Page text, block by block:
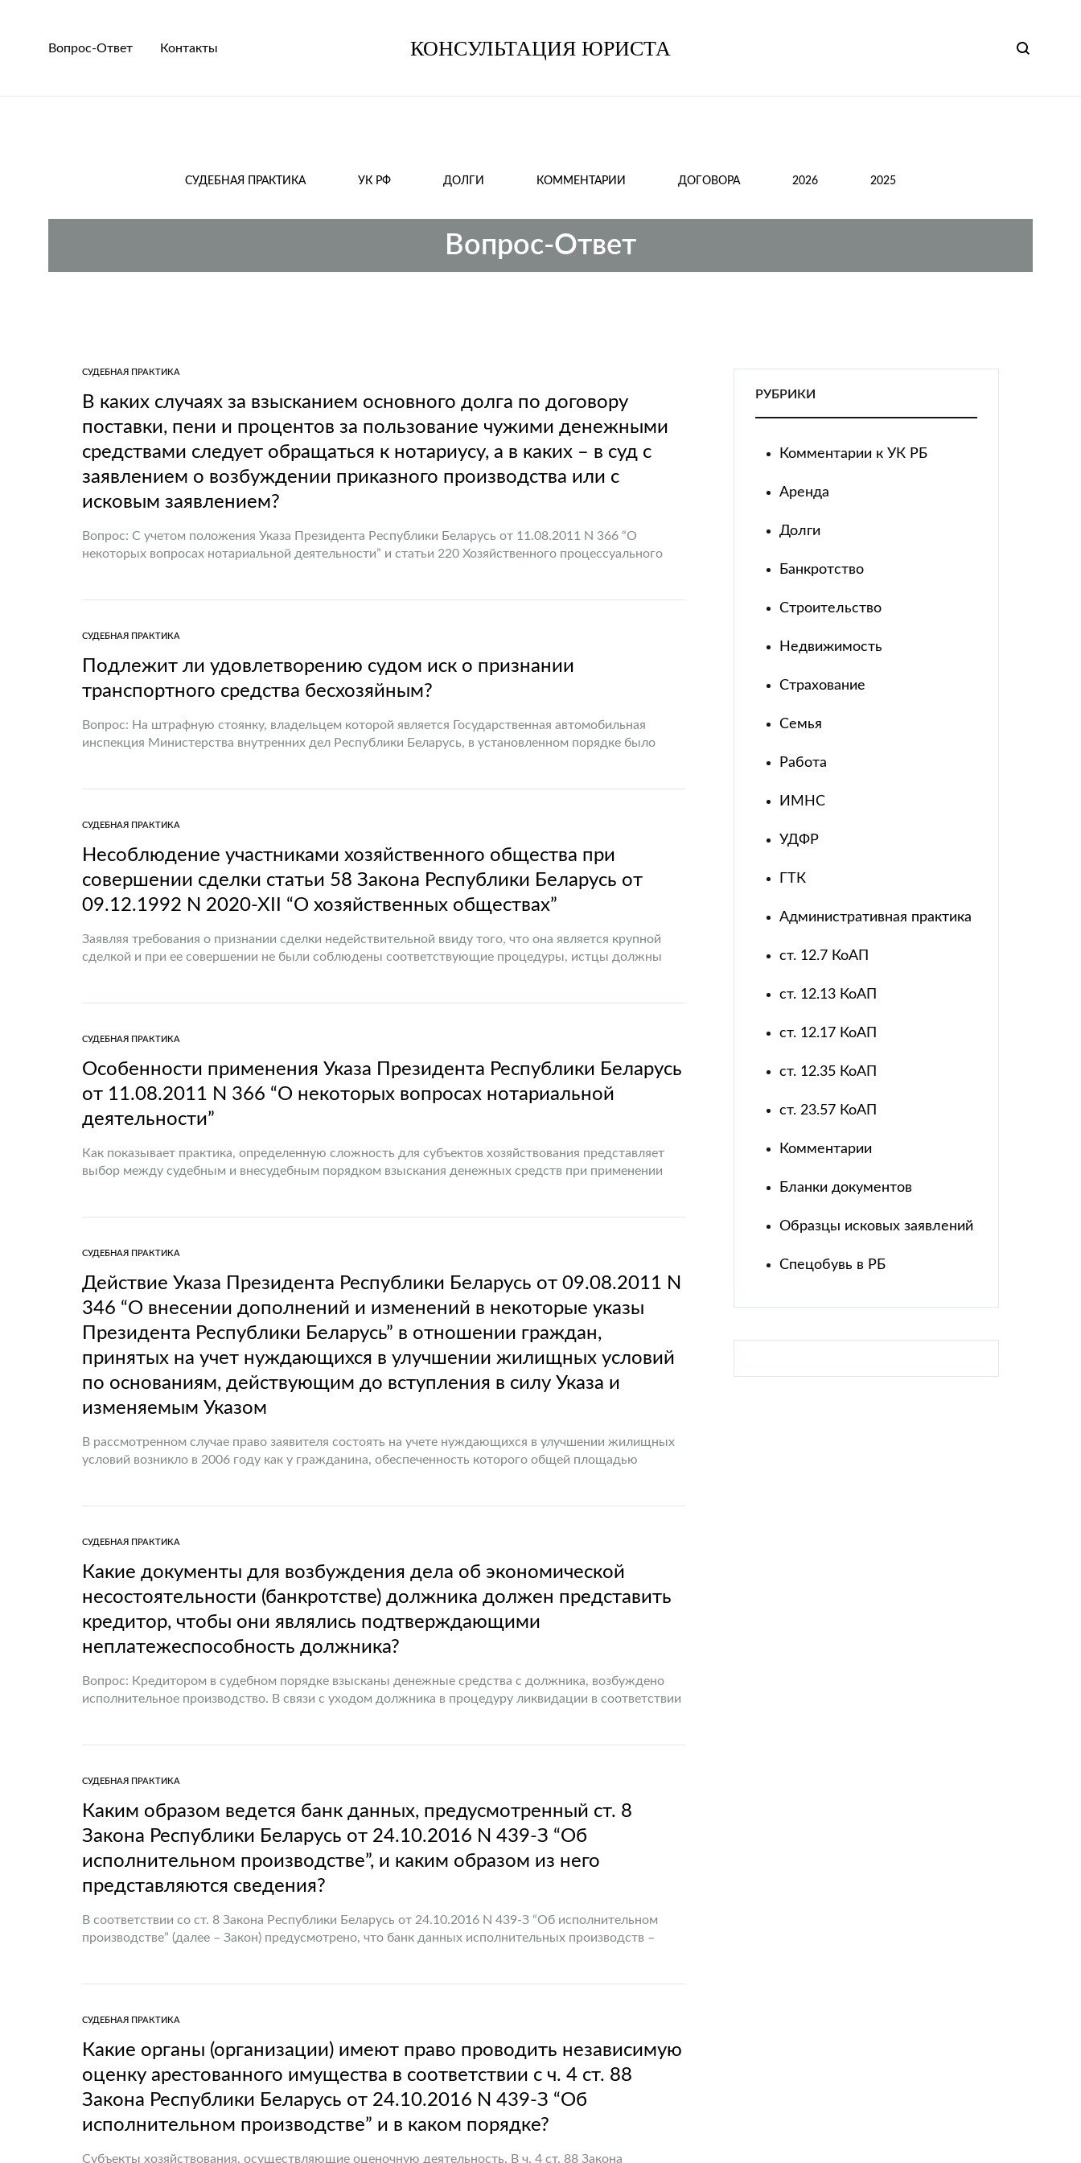
Вопрос-Ответ Контакты КОНСУЛЬТАЦИЯ ЮРИСТА
СУДЕБНАЯ ПРАКТИКА УК РФ ДОЛГИ КОММЕНТАРИИ ДОГОВОРА 2026 2025
Вопрос-Ответ
СУДЕБНАЯ ПРАКТИКА
В каких случаях за взысканием основного долга по договору
поставки, пени и процентов за пользование чужими денежными
средствами следует обращаться к нотариусу, а в каких – в суд с
заявлением о возбуждении приказного производства или с
исковым заявлением?
Вопрос: С учетом положения Указа Президента Республики Беларусь от 11.08.2011 N 366 “О
некоторых вопросах нотариальной деятельности” и статьи 220 Хозяйственного процессуального
СУДЕБНАЯ ПРАКТИКА
Подлежит ли удовлетворению судом иск о признании
транспортного средства бесхозяйным?
Вопрос: На штрафную стоянку, владельцем которой является Государственная автомобильная
инспекция Министерства внутренних дел Республики Беларусь, в установленном порядке было
СУДЕБНАЯ ПРАКТИКА
Несоблюдение участниками хозяйственного общества при
совершении сделки статьи 58 Закона Республики Беларусь от
09.12.1992 N 2020-XII “О хозяйственных обществах”
Заявляя требования о признании сделки недействительной ввиду того, что она является крупной
сделкой и при ее совершении не были соблюдены соответствующие процедуры, истцы должны
СУДЕБНАЯ ПРАКТИКА
Особенности применения Указа Президента Республики Беларусь
от 11.08.2011 N 366 “О некоторых вопросах нотариальной
деятельности”
Как показывает практика, определенную сложность для субъектов хозяйствования представляет
выбор между судебным и внесудебным порядком взыскания денежных средств при применении
СУДЕБНАЯ ПРАКТИКА
Действие Указа Президента Республики Беларусь от 09.08.2011 N
346 “О внесении дополнений и изменений в некоторые указы
Президента Республики Беларусь” в отношении граждан,
принятых на учет нуждающихся в улучшении жилищных условий
по основаниям, действующим до вступления в силу Указа и
изменяемым Указом
В рассмотренном случае право заявителя состоять на учете нуждающихся в улучшении жилищных
условий возникло в 2006 году как у гражданина, обеспеченность которого общей площадью
СУДЕБНАЯ ПРАКТИКА
Какие документы для возбуждения дела об экономической
несостоятельности (банкротстве) должника должен представить
кредитор, чтобы они являлись подтверждающими
неплатежеспособность должника?
Вопрос: Кредитором в судебном порядке взысканы денежные средства с должника, возбуждено
исполнительное производство. В связи с уходом должника в процедуру ликвидации в соответствии
СУДЕБНАЯ ПРАКТИКА
Каким образом ведется банк данных, предусмотренный ст. 8
Закона Республики Беларусь от 24.10.2016 N 439-З “Об
исполнительном производстве”, и каким образом из него
представляются сведения?
В соответствии со ст. 8 Закона Республики Беларусь от 24.10.2016 N 439-З “Об исполнительном
производстве” (далее – Закон) предусмотрено, что банк данных исполнительных производств –
СУДЕБНАЯ ПРАКТИКА
Какие органы (организации) имеют право проводить независимую
оценку арестованного имущества в соответствии с ч. 4 ст. 88
Закона Республики Беларусь от 24.10.2016 N 439-З “Об
исполнительном производстве” и в каком порядке?
Субъекты хозяйствования, осуществляющие оценочную деятельность. В ч. 4 ст. 88 Закона
РУБРИКИ
Комментарии к УК РБ
Аренда
Долги
Банкротство
Строительство
Недвижимость
Страхование
Семья
Работа
ИМНС
УДФР
ГТК
Административная практика
ст. 12.7 КоАП
ст. 12.13 КоАП
ст. 12.17 КоАП
ст. 12.35 КоАП
ст. 23.57 КоАП
Комментарии
Бланки документов
Образцы исковых заявлений
Спецобувь в РБ